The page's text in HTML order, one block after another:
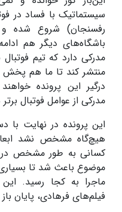
سیستماتیک با فساد در
رفسنجان) شروع شده و
باشگاه‌های دیگر هم
مدرکی دارد که تیم
منتشر کند تا ما هم پخش
درگیر این پرونده
مدرکی از عوامل فوتبال
این پرونده در نهایت با
هیچ‌گاه مشخص نشد
کسانی به طور مشخص در
موضوع باعث شد تا بسیاری
ماجرا به کجا رسید.
فیلم‌های فرهادی، پایان